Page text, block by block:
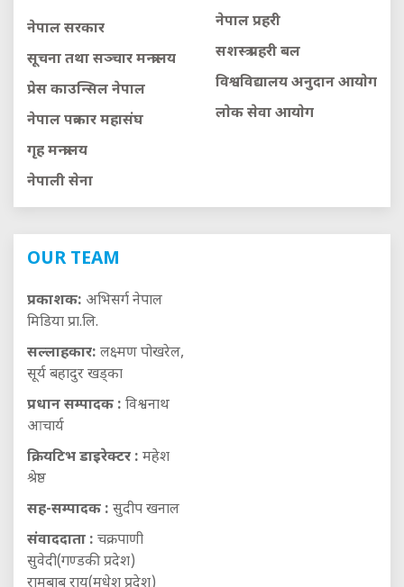
नेपाल सरकार
सूचना तथा सञ्चार मन्त्रालय
प्रेस काउन्सिल नेपाल
नेपाल पत्रकार महासंघ
गृह मन्त्रालय
नेपाली सेना
नेपाल प्रहरी
सशस्त्र प्रहरी बल
विश्वविद्यालय अनुदान आयाेग
लाेक सेवा आयाेग
OUR TEAM
प्रकाशक: अभिसर्ग नेपाल
मिडिया प्रा.लि.
सल्लाहकार: लक्ष्मण पोखरेल,
सूर्य बहादुर खड्का
प्रधान सम्पादक : विश्वनाथ
आचार्य
क्रियटिभ डाइरेक्टर : महेश
श्रेष्ठ
सह-सम्पादक : सुदीप खनाल
संवाददाता : चक्रपाणी
सुवेदी(गण्डकी प्रदेश)